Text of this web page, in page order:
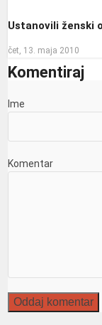
Ustanovili ženski
čet, 13. maja 2010
Komentiraj
Ime
Komentar